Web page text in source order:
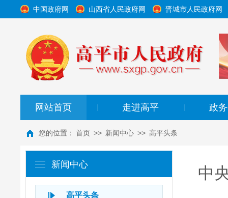
中国政府网 山西省人民政府网 晋城市人民政府网
网站首页 走进高平 政
您的位置： 首页 >> 新闻中心 >> 高平头条
新闻中心
高平头条
中